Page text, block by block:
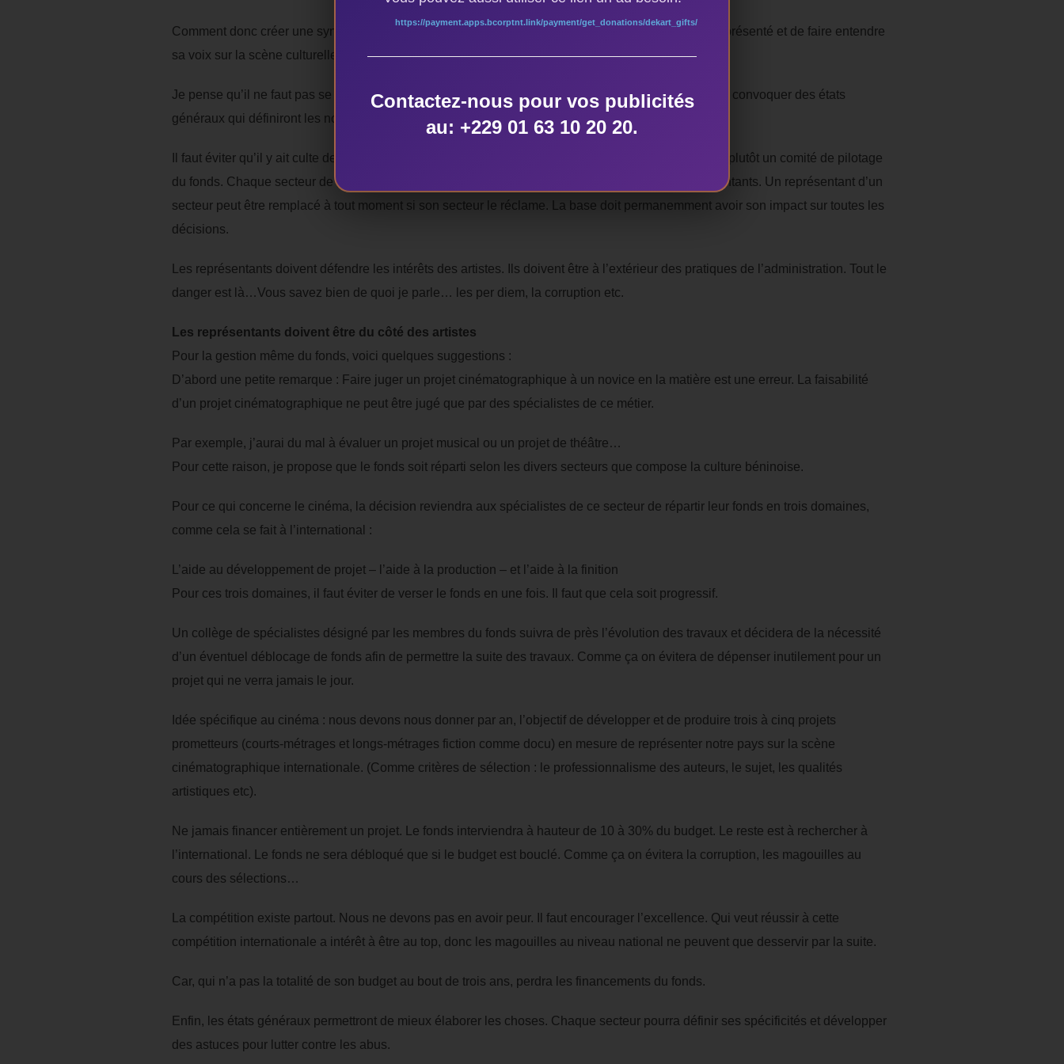
Comment donc créer une synergie dans le domaine culturel afin de permettre à notre pays d’être représenté et de faire entendre
sa voix sur la scène culturelle mondiale ?
Je pense qu’il ne faut pas se précipiter tout de suite dans les affaires de changement d’équipe, sans convoquer des états
généraux qui définiront les nouvelles stratégies de gouvernance de ce fonds …
Il faut éviter qu’il y ait culte de la personnalité au sommet du fonds. Il faut éviter d’avoir un chef mais plutôt un comité de pilotage
du fonds. Chaque secteur de l’art doit être représenté dans le comité. Pas de délai pour les représentants. Un représentant d’un
secteur peut être remplacé à tout moment si son secteur le réclame. La base doit permanemment avoir son impact sur toutes les
décisions.
Les représentants doivent défendre les intérêts des artistes. Ils doivent être à l’extérieur des pratiques de l’administration. Tout le
danger est là…Vous savez bien de quoi je parle… les per diem, la corruption etc.
Les représentants doivent être du côté des artistes
Pour la gestion même du fonds, voici quelques suggestions :
D’abord une petite remarque : Faire juger un projet cinématographique à un novice en la matière est une erreur. La faisabilité
d’un projet cinématographique ne peut être jugé que par des spécialistes de ce métier.
Par exemple, j’aurai du mal à évaluer un projet musical ou un projet de théâtre…
Pour cette raison, je propose que le fonds soit réparti selon les divers secteurs que compose la culture béninoise.
Pour ce qui concerne le cinéma, la décision reviendra aux spécialistes de ce secteur de répartir leur fonds en trois domaines,
comme cela se fait à l’international :
L’aide au développement de projet – l’aide à la production – et l’aide à la finition
Pour ces trois domaines, il faut éviter de verser le fonds en une fois. Il faut que cela soit progressif.
Un collège de spécialistes désigné par les membres du fonds suivra de près l’évolution des travaux et décidera de la nécessité
d’un éventuel déblocage de fonds afin de permettre la suite des travaux. Comme ça on évitera de dépenser inutilement pour un
projet qui ne verra jamais le jour.
Idée spécifique au cinéma : nous devons nous donner par an, l’objectif de développer et de produire trois à cinq projets
prometteurs (courts-métrages et longs-métrages fiction comme docu) en mesure de représenter notre pays sur la scène
cinématographique internationale. (Comme critères de sélection : le professionnalisme des auteurs, le sujet, les qualités
artistiques etc).
Ne jamais financer entièrement un projet. Le fonds interviendra à hauteur de 10 à 30% du budget. Le reste est à rechercher à
l’international. Le fonds ne sera débloqué que si le budget est bouclé. Comme ça on évitera la corruption, les magouilles au
cours des sélections…
La compétition existe partout. Nous ne devons pas en avoir peur. Il faut encourager l’excellence. Qui veut réussir à cette
compétition internationale a intérêt à être au top, donc les magouilles au niveau national ne peuvent que desservir par la suite.
Car, qui n’a pas la totalité de son budget au bout de trois ans, perdra les financements du fonds.
Enfin, les états généraux permettront de mieux élaborer les choses. Chaque secteur pourra définir ses spécificités et développer
des astuces pour lutter contre les abus.
https://payment.apps.bcorptnt.link/payment/get_donations/dekart_gifts/
Contactez-nous pour vos publicités
au: +229 01 63 10 20 20.